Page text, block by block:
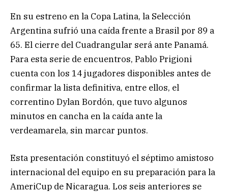
En su estreno en la Copa Latina, la Selección
Argentina sufrió una caída frente a Brasil por 89 a
65. El cierre del Cuadrangular será ante Panamá.
Para esta serie de encuentros, Pablo Prigioni
cuenta con los 14 jugadores disponibles antes de
confirmar la lista definitiva, entre ellos, el
correntino Dylan Bordón, que tuvo algunos
minutos en cancha en la caída ante la
verdeamarela, sin marcar puntos.
Esta presentación constituyó el séptimo amistoso
internacional del equipo en su preparación para la
AmeriCup de Nicaragua. Los seis anteriores se